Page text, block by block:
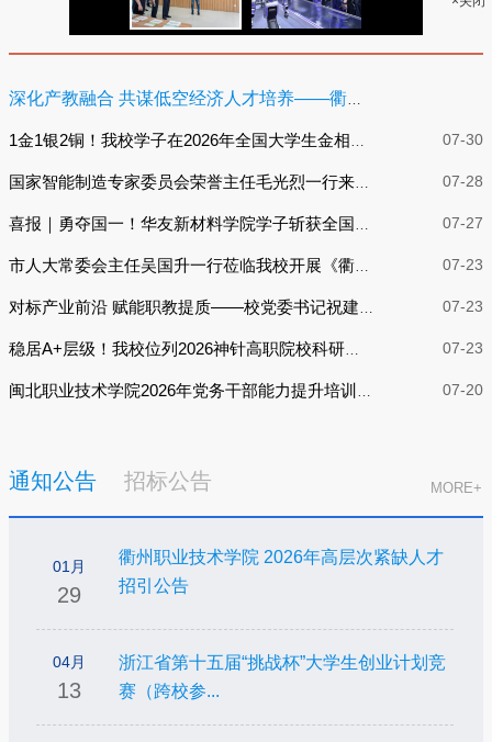
07-30
07-28
07-27
07-23
07-23
07-23
07-20
通知公告 招标公告 MORE+
01月
29
衢州职业技术学院 2026年高层次紧缺人才
招引公告
04月
13
浙江省第十五届“挑战杯”大学生创业计划竞
赛（跨校参...